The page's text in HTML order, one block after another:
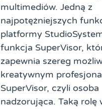
multimediów. Jedną z
najpotężniejszych
platformy
funkcja SuperVisor,
zapewnia szereg
kreatywnym
SuperVisor, czyli osoba
nadzorująca. Taką rolę